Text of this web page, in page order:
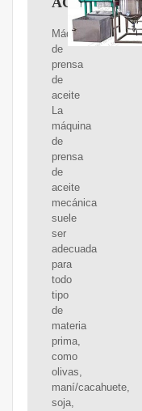
Máquina
de
prensa
de
aceite
La
máquina
de
prensa
de
aceite
mecánica
suele
ser
adecuada
para
todo
tipo
de
materia
prima,
como
olivas,
maní/cacahuete,
soja,